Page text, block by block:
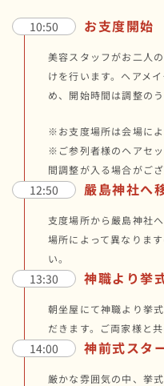
10:50 お支度開始
美容スタッフがお二人
けを行います。ヘアメ
め、開始時間は調整の
※お支度場所は会場によ
※ご参列者様のヘアセ
間調整が入る場合がござ
12:50 嚴島神社へ
支度場所から嚴島神社
場所によって異なりま
い。
13:30 神職より挙
朝坐屋にて神職より挙
だきます。ご両家様と
14:00 神前式スタ
厳かな雰囲気の中、挙